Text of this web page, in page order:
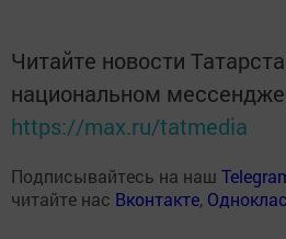
Читайте новости
национальном
https://max.ru/tatmedia
Подписывайтесь на наш
читайте нас Вконтакте,